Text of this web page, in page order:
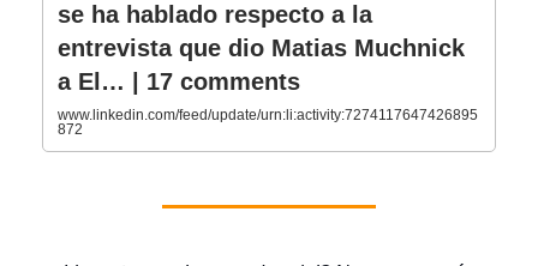
se ha hablado respecto a la
entrevista que dio Matias Muchnick
a El… | 17 comments
www.linkedin.com/feed/update/urn:li:activity:7274117647426895
872